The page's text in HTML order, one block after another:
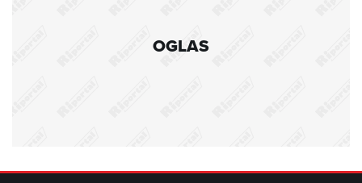
OGLAS